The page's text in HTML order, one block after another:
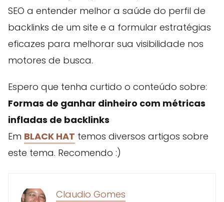
SEO a entender melhor a saúde do perfil de
backlinks de um site e a formular estratégias
eficazes para melhorar sua visibilidade nos
motores de busca.
Espero que tenha curtido o conteúdo sobre:
Formas de ganhar dinheiro com métricas
infladas de backlinks
Em BLACK HAT temos diversos artigos sobre
este tema. Recomendo :)
Claudio Gomes